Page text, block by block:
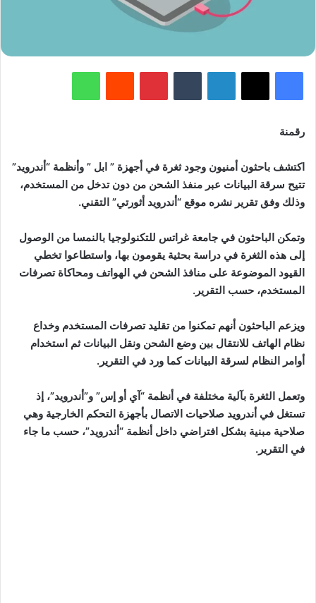
فيسبوك لينكدإن بينتيريست
رقمنة
اكتشف باحثون أمنيون وجود ثغرة في أجهزة ” ابل ” وأنظمة “أندرويد”
تتيح سرقة البيانات عبر منفذ الشحن من دون تدخل من المستخدم،
وذلك وفق تقرير نشره موقع “أندرويد أثورتي” التقني.
وتمكن الباحثون في جامعة غراتس للتكنولوجيا بالنمسا من الوصول
إلى هذه الثغرة في دراسة بحثية يقومون بها، واستطاعوا تخطي
القيود الموضوعة على منافذ الشحن في الهواتف ومحاكاة تصرفات
المستخدم، حسب التقرير.
ويزعم الباحثون أنهم تمكنوا من تقليد تصرفات المستخدم وخداع
نظام الهاتف للانتقال بين وضع الشحن ونقل البيانات ثم استخدام
أوامر النظام لسرقة البيانات كما ورد في التقرير.
وتعمل الثغرة بآلية مختلفة في أنظمة “آي أو إس” و”أندرويد”، إذ
تستغل في أندرويد صلاحيات الاتصال بأجهزة التحكم الخارجية وهي
صلاحية مبنية بشكل افتراضي داخل أنظمة “أندرويد”، حسب ما جاء
في التقرير.